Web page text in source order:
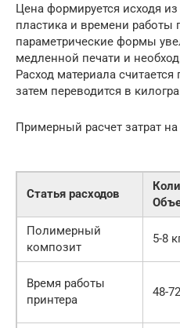
Цена формируется исходя
пластика и времени работы
параметрические формы
медленной печати и
Расход материала
затем переводится в
Примерный расчет затрат
Статья расходов
Полимерный
композит
5-8
Время работы
принтера
48-